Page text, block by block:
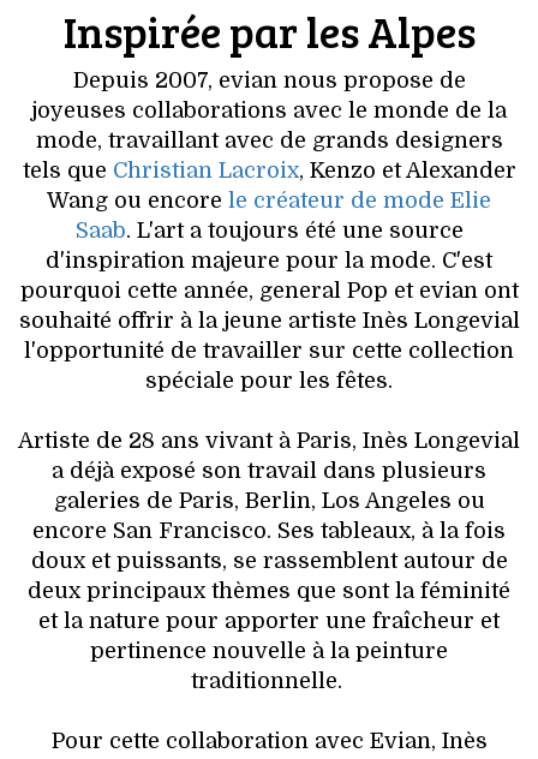
Inspirée par les Alpes
Depuis 2007, evian nous propose de
joyeuses collaborations avec le monde de la
mode, travaillant avec de grands designers
tels que Christian Lacroix, Kenzo et Alexander
Wang ou encore le créateur de mode Elie
Saab. L'art a toujours été une source
d'inspiration majeure pour la mode. C'est
pourquoi cette année, general Pop et evian ont
souhaité offrir à la jeune artiste Inès Longevial
l'opportunité de travailler sur cette collection
spéciale pour les fêtes.
Artiste de 28 ans vivant à Paris, Inès Longevial
a déjà exposé son travail dans plusieurs
galeries de Paris, Berlin, Los Angeles ou
encore San Francisco. Ses tableaux, à la fois
doux et puissants, se rassemblent autour de
deux principaux thèmes que sont la féminité
et la nature pour apporter une fraîcheur et
pertinence nouvelle à la peinture
traditionnelle.
Pour cette collaboration avec Evian, Inès